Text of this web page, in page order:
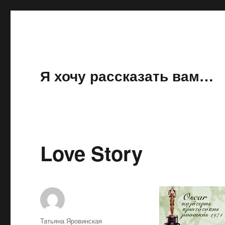
Я хочу рассказать вам…
Love Story
Автор
Татьяна Яровинская